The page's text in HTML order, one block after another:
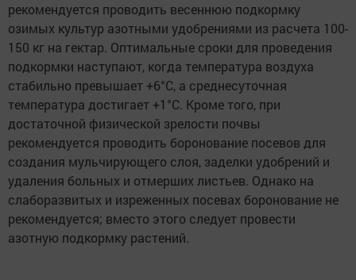
рекомендуется проводить весеннюю подкормку
озимых культур азотными удобрениями из расчета 100-
150 кг на гектар. Оптимальные сроки для проведения
подкормки наступают, когда температура воздуха
стабильно превышает +6°C, а среднесуточная
температура достигает +1°C. Кроме того, при
достаточной физической зрелости почвы
рекомендуется проводить боронование посевов для
создания мульчирующего слоя, заделки удобрений и
удаления больных и отмерших листьев. Однако на
слаборазвитых и изреженных посевах боронование не
рекомендуется; вместо этого следует провести
азотную подкормку растений.